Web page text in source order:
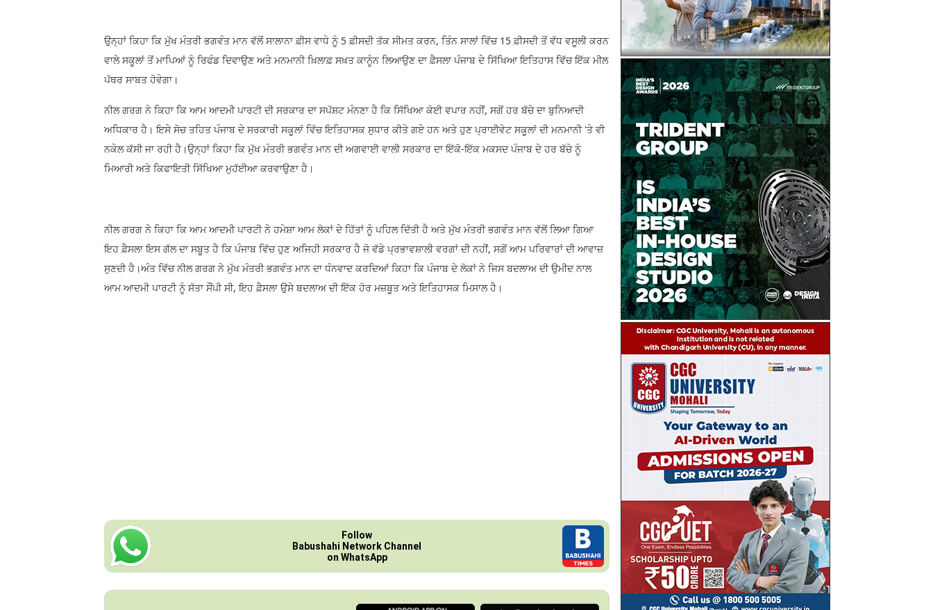
ਉਨ੍ਹਾਂ ਕਿਹਾ ਕਿ ਮੁੱਖ ਮੰਤਰੀ ਭਗਵੰਤ ਮਾਨ ਵੱਲੋਂ ਸਾਲਾਨਾ ਫ਼ੀਸ ਵਾਧੇ ਨੂੰ 5 ਫ਼ੀਸਦੀ ਤੱਕ ਸੀਮਤ ਕਰਨ, ਤਿੰਨ ਸਾਲਾਂ ਵਿੱਚ 15 ਫ਼ੀਸਦੀ ਤੋਂ ਵੱਧ ਵਸੂਲੀ ਕਰਨ
ਵਾਲੇ ਸਕੂਲਾਂ ਤੋਂ ਮਾਪਿਆਂ ਨੂੰ ਰਿਫੰਡ ਦਿਵਾਉਣ ਅਤੇ ਮਨਮਾਨੀ ਖ਼ਿਲਾਫ਼ ਸਖ਼ਤ ਕਾਨੂੰਨ ਲਿਆਉਣ ਦਾ ਫ਼ੈਸਲਾ ਪੰਜਾਬ ਦੇ ਸਿੱਖਿਆ ਇਤਿਹਾਸ ਵਿੱਚ ਇੱਕ ਮੀਲ
ਪੱਥਰ ਸਾਬਤ ਹੋਵੇਗਾ।
ਨੀਲ ਗਰਗ ਨੇ ਕਿਹਾ ਕਿ ਆਮ ਆਦਮੀ ਪਾਰਟੀ ਦੀ ਸਰਕਾਰ ਦਾ ਸਪੱਸ਼ਟ ਮੰਨਣਾ ਹੈ ਕਿ ਸਿੱਖਿਆ ਕੋਈ ਵਪਾਰ ਨਹੀਂ, ਸਗੋਂ ਹਰ ਬੱਚੇ ਦਾ ਬੁਨਿਆਦੀ
ਅਧਿਕਾਰ ਹੈ। ਇਸੇ ਸੋਚ ਤਹਿਤ ਪੰਜਾਬ ਦੇ ਸਰਕਾਰੀ ਸਕੂਲਾਂ ਵਿੱਚ ਇਤਿਹਾਸਕ ਸੁਧਾਰ ਕੀਤੇ ਗਏ ਹਨ ਅਤੇ ਹੁਣ ਪ੍ਰਾਈਵੇਟ ਸਕੂਲਾਂ ਦੀ ਮਨਮਾਨੀ 'ਤੇ ਵੀ
ਨਕੇਲ ਕੱਸੀ ਜਾ ਰਹੀ ਹੈ।ਉਨ੍ਹਾਂ ਕਿਹਾ ਕਿ ਮੁੱਖ ਮੰਤਰੀ ਭਗਵੰਤ ਮਾਨ ਦੀ ਅਗਵਾਈ ਵਾਲੀ ਸਰਕਾਰ ਦਾ ਇੱਕੋ-ਇੱਕ ਮਕਸਦ ਪੰਜਾਬ ਦੇ ਹਰ ਬੱਚੇ ਨੂੰ
ਮਿਆਰੀ ਅਤੇ ਕਿਫਾਇਤੀ ਸਿੱਖਿਆ ਮੁਹੱਈਆ ਕਰਵਾਉਣਾ ਹੈ।
ਨੀਲ ਗਰਗ ਨੇ ਕਿਹਾ ਕਿ ਆਮ ਆਦਮੀ ਪਾਰਟੀ ਨੇ ਹਮੇਸ਼ਾ ਆਮ ਲੋਕਾਂ ਦੇ ਹਿੱਤਾਂ ਨੂੰ ਪਹਿਲ ਦਿੱਤੀ ਹੈ ਅਤੇ ਮੁੱਖ ਮੰਤਰੀ ਭਗਵੰਤ ਮਾਨ ਵੱਲੋਂ ਲਿਆ ਗਿਆ
ਇਹ ਫ਼ੈਸਲਾ ਇਸ ਗੱਲ ਦਾ ਸਬੂਤ ਹੈ ਕਿ ਪੰਜਾਬ ਵਿੱਚ ਹੁਣ ਅਜਿਹੀ ਸਰਕਾਰ ਹੈ ਜੋ ਵੱਡੇ ਪ੍ਰਭਾਵਸ਼ਾਲੀ ਵਰਗਾਂ ਦੀ ਨਹੀਂ, ਸਗੋਂ ਆਮ ਪਰਿਵਾਰਾਂ ਦੀ ਆਵਾਜ਼
ਸੁਣਦੀ ਹੈ।ਅੰਤ ਵਿੱਚ ਨੀਲ ਗਰਗ ਨੇ ਮੁੱਖ ਮੰਤਰੀ ਭਗਵੰਤ ਮਾਨ ਦਾ ਧੰਨਵਾਦ ਕਰਦਿਆਂ ਕਿਹਾ ਕਿ ਪੰਜਾਬ ਦੇ ਲੋਕਾਂ ਨੇ ਜਿਸ ਬਦਲਾਅ ਦੀ ਉਮੀਦ ਨਾਲ
ਆਮ ਆਦਮੀ ਪਾਰਟੀ ਨੂੰ ਸੱਤਾ ਸੌਂਪੀ ਸੀ, ਇਹ ਫ਼ੈਸਲਾ ਉਸੇ ਬਦਲਾਅ ਦੀ ਇੱਕ ਹੋਰ ਮਜ਼ਬੂਤ ਅਤੇ ਇਤਿਹਾਸਕ ਮਿਸਾਲ ਹੈ।
Follow
Babushahi Network Channel
on WhatsApp